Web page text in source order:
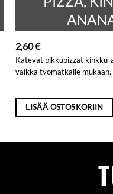
2,60€
Kätevät pikkupizzat
vaikka työmatkalle mukaan.
LISÄÄ OSTOSKORIIN